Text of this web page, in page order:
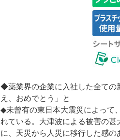
◆薬業界の企業に入社した全ての
え、おめでとう」と
◆未曾有の東日本大震災によって
れている。大津波による被害の
に、天災から人災に移行した感